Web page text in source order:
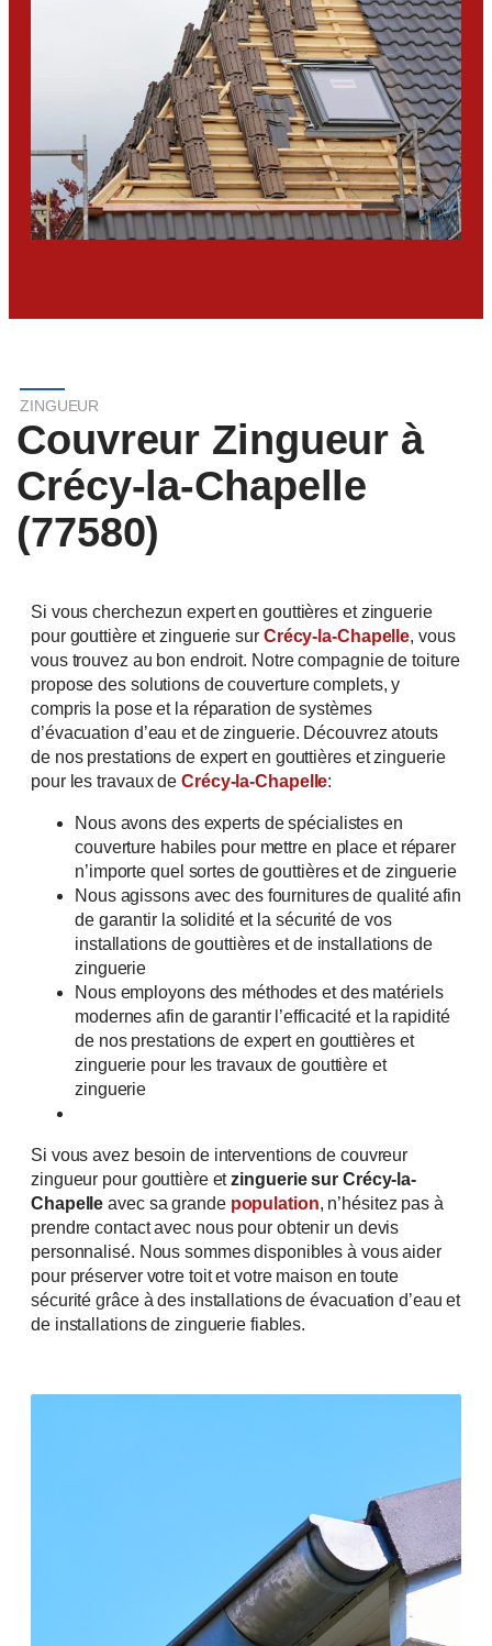
ZINGUEUR
Couvreur Zingueur à
Crécy-la-Chapelle
(77580)
Si vous cherchezun expert en gouttières et zinguerie
pour gouttière et zinguerie sur Crécy-la-Chapelle, vous
vous trouvez au bon endroit. Notre compagnie de toiture
propose des solutions de couverture complets, y
compris la pose et la réparation de systèmes
d’évacuation d’eau et de zinguerie. Découvrez atouts
de nos prestations de expert en gouttières et zinguerie
pour les travaux deCrécy-la-Chapelle:
Nous avons des experts de spécialistes en
couverture habiles pour mettre en place et réparer
n’importe quel sortes de gouttières et de zinguerie
Nous agissons avec des fournitures de qualité afin
de garantir la solidité et la sécurité de vos
installations de gouttières et de installations de
zinguerie
Nous employons des méthodes et des matériels
modernes afin de garantir l’efficacité et la rapidité
de nos prestations de expert en gouttières et
zinguerie pour les travaux de gouttière et
zinguerie
Si vous avez besoin de interventions de couvreur
zingueur pour gouttière etzinguerie sur Crécy-la-
Chapelleavec sa grande population, n’hésitez pas à
prendre contact avec nous pour obtenir un devis
personnalisé. Nous sommes disponibles à vous aider
pour préserver votre toit et votre maison en toute
sécurité grâce à des installations de évacuation d’eau et
de installations de zinguerie fiables.